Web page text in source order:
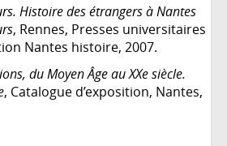
Histoire des étrangers à Nantes
, Rennes, Presses universitaires
Nantes histoire, 2007.
du Moyen Âge au XXe siècle.
, Catalogue d’exposition, Nantes,